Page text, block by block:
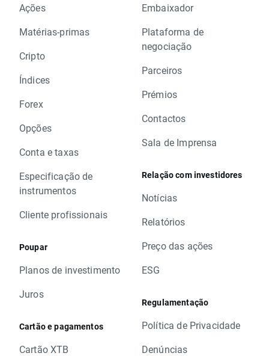
Ações
Matérias-primas
Cripto
Índices
Forex
Opções
Conta e taxas
Especificação de
instrumentos
Cliente profissionais
Poupar
Planos de investimento
Juros
Cartão e pagamentos
Cartão XTB
Embaixador
Plataforma de
negociação
Parceiros
Prémios
Contactos
Sala de Imprensa
Relação com investidores
Notícias
Relatórios
Preço das ações
ESG
Regulamentação
Política de Privacidade
Denúncias